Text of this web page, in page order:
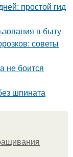
простой гид
в быту
советы
не боится
шпината